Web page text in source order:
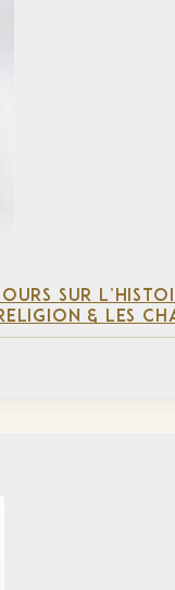
SUR
& LES